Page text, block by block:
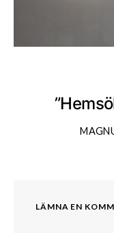
LÄMNA EN